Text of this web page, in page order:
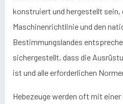
konstruiert und hergestellt sein,
Maschinenrichtlinie und den
Bestimmungslandes
sichergestellt, dass die
ist und alle erforderlichen
Hebezeuge werden oft mit einer